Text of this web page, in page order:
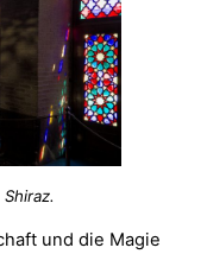
und die Magie